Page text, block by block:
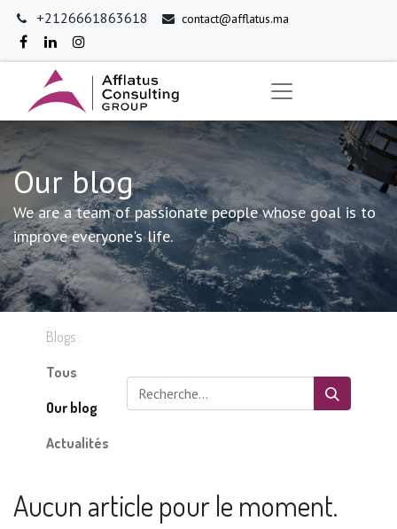
+2126661863618 contact@afflatus.ma
Our blog
We are a team of passionate people whose goal is to
improve everyone's life.
Blogs :
Tous
Our blog
Actualités
Aucun article pour le moment.